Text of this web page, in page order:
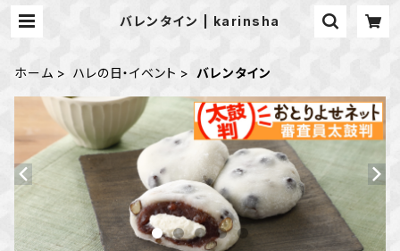
バレンタイン | karinsha
ホーム ハレの日・イベント バレンタイン